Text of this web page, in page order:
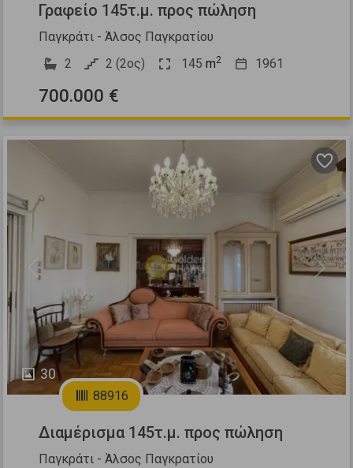
Γραφείο 145τ.μ. προς πώληση
Παγκράτι - Άλσος Παγκρατίου
2
2 (2ος) 145 m2 1961
700.000 €
30
Previous Next
88916
Διαμέρισμα 145τ.μ. προς πώληση
Παγκράτι - Άλσος Παγκρατίου